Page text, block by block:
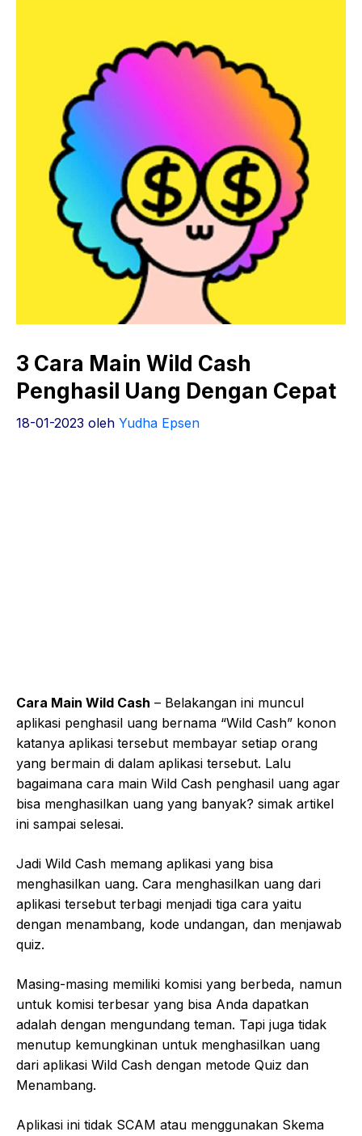
3 Cara Main Wild Cash
Penghasil Uang Dengan Cepat
18-01-2023 oleh Yudha Epsen
Cara Main Wild Cash – Belakangan ini muncul
aplikasi penghasil uang bernama “Wild Cash” konon
katanya aplikasi tersebut membayar setiap orang
yang bermain di dalam aplikasi tersebut. Lalu
bagaimana cara main Wild Cash penghasil uang agar
bisa menghasilkan uang yang banyak? simak artikel
ini sampai selesai.
Jadi Wild Cash memang aplikasi yang bisa
menghasilkan uang. Cara menghasilkan uang dari
aplikasi tersebut terbagi menjadi tiga cara yaitu
dengan menambang, kode undangan, dan menjawab
quiz.
Masing-masing memiliki komisi yang berbeda, namun
untuk komisi terbesar yang bisa Anda dapatkan
adalah dengan mengundang teman. Tapi juga tidak
menutup kemungkinan untuk menghasilkan uang
dari aplikasi Wild Cash dengan metode Quiz dan
Menambang.
Aplikasi ini tidak SCAM atau menggunakan Skema